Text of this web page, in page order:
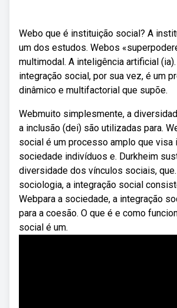
Webo que é instituição social? A
um dos estudos. Webos
multimodal. A inteligência artificial
integração social, por sua vez, é um
dinâmico e multifactorial que supõe.
Webmuito simplesmente, a
a inclusão (dei) são utilizadas para.
social é um processo amplo que visa
sociedade indivíduos e. Durkheim
diversidade dos vínculos sociais,
sociologia, a integração social
Webpara a sociedade, a integração
para a coesão. O que é e como
social é um.